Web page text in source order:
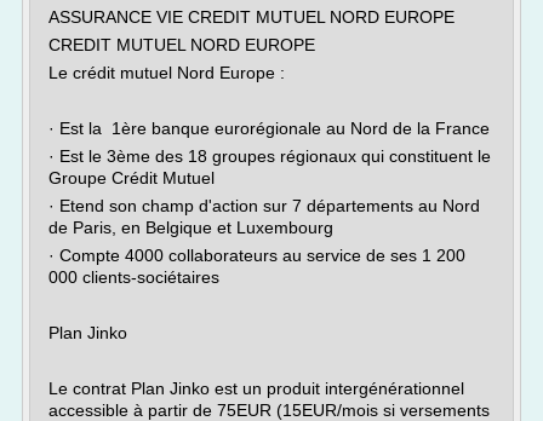
ASSURANCE VIE CREDIT MUTUEL NORD EUROPE
CREDIT MUTUEL NORD EUROPE
Le crédit mutuel Nord Europe :
· Est la 1ère banque eurorégionale au Nord de la France
· Est le 3ème des 18 groupes régionaux qui constituent le
Groupe Crédit Mutuel
· Etend son champ d'action sur 7 départements au Nord
de Paris, en Belgique et Luxembourg
· Compte 4000 collaborateurs au service de ses 1 200
000 clients-sociétaires
Plan Jinko
Le contrat Plan Jinko est un produit intergénérationnel
accessible à partir de 75EUR (15EUR/mois si versements